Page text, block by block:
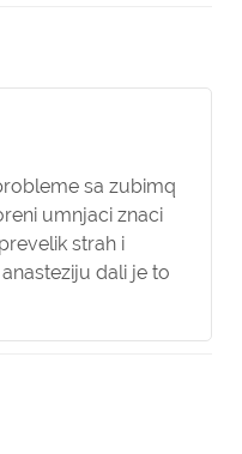
sa zubimq
umnjaci znaci
strah i
dali je to